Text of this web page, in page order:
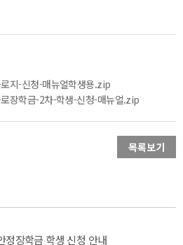
지-신청-매뉴얼학생용.zip
장학금-2차-학생-신청-매뉴얼.zip
목록보기
정장학금 학생 신청 안내